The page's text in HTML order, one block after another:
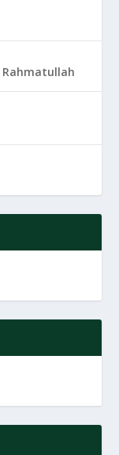
Rahmatullah